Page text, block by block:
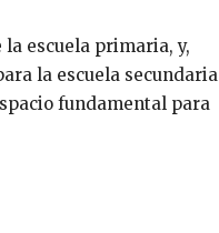
escuela primaria, y,
la escuela secundaria
fundamental para